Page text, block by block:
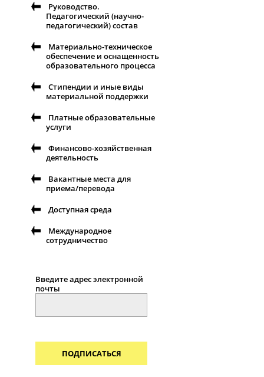
Руководство.
Педагогический (научно-
педагогический) состав
Материально-техническое
обеспечение и оснащенность
образовательного процесса
Стипендии и иные виды
материальной поддержки
Платные образовательные
услуги
Финансово-хозяйственная
деятельность
Вакантные места для
приема/перевода
Доступная среда
Международное
сотрудничество
Введите адрес электронной
почты
ПОДПИСАТЬСЯ